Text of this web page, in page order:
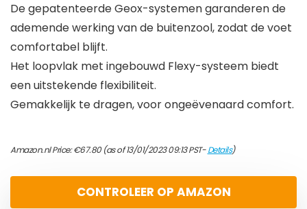
De gepatenteerde Geox-systemen garanderen de
ademende werking van de buitenzool, zodat de voet
comfortabel blijft.
Het loopvlak met ingebouwd Flexy-systeem biedt
een uitstekende flexibiliteit.
Gemakkelijk te dragen, voor ongeëvenaard comfort.
Amazon.nl Price:€67.80(as of 13/01/2023 09:13 PST-Details)
CONTROLEER OP AMAZON